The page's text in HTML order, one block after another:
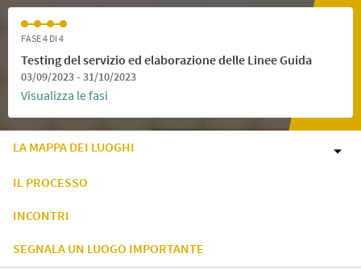
FASE 4 DI 4
Testing del servizio ed elaborazione delle Linee Guida
03/09/2023 - 31/10/2023
Visualizza le fasi
LA MAPPA DEI LUOGHI
IL PROCESSO
INCONTRI
SEGNALA UN LUOGO IMPORTANTE